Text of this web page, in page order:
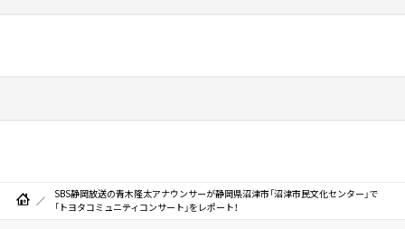
SBS静岡放送の青木隆太アナウンサーが静岡県沼津市「沼津市民文化センター」で
「トヨタコミュニティコンサート」をレポート！